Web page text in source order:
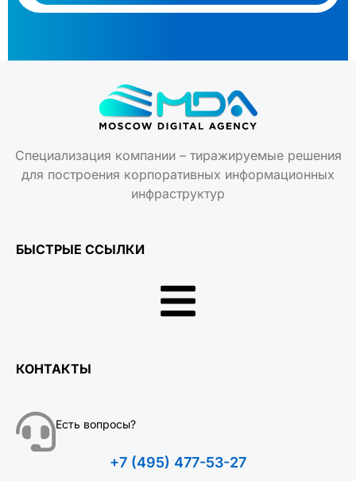
Специализация компании – тиражируемые решения
для построения корпоративных информационных
инфраструктур
БЫСТРЫЕ ССЫЛКИ
КОНТАКТЫ
Есть вопросы?
+7 (495) 477-53-27